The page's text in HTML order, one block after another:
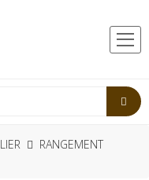
RANGEMENT